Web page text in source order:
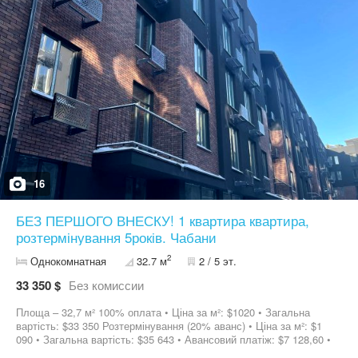
16
БЕЗ ПЕРШОГО ВНЕСКУ! 1 квартира квартира,
розтермінування 5років. Чабани
Однокомнатная 32.7 м2 2 / 5 эт.
33 350 $ Без комиссии
Площа – 32,7 м² 100% оплата • Ціна за м²: $1020 • Загальна
вартість: $33 350 Розтермінування (20% аванс) • Ціна за м²: $1
090 • Загальна вартість: $35 643 • Авансовий платіж: $7 128,60 •